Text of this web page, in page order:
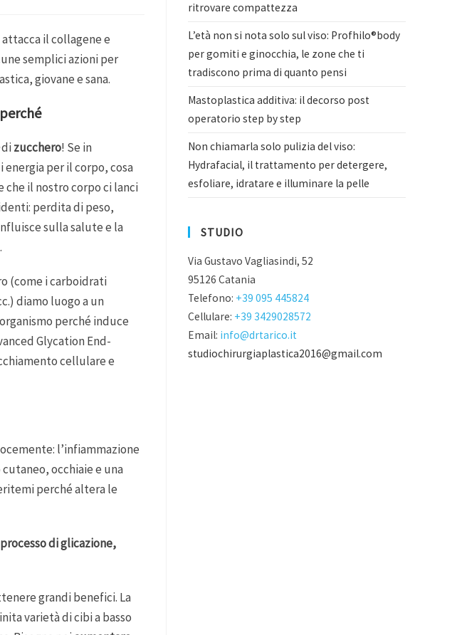
il collagene e
semplici azioni per
giovane e sana.
dizucchero! Se in
per il corpo, cosa
il nostro corpo ci lanci
perdita di peso,
sulla salute e la
(come i carboidrati
diamo luogo a un
perché induce
Glycation End-
cellulare e
l’infiammazione
occhiaie e una
perché altera le
di glicazione,
grandi benefici. La
varietà di cibi a basso
ritrovare compattezza
L’età non si nota solo sul viso: Profhilo®body
per gomiti e ginocchia, le zone che ti
tradiscono prima di quanto pensi
Mastoplastica additiva: il decorso post
operatorio step by step
Non chiamarla solo pulizia del viso:
Hydrafacial, il trattamento per detergere,
esfoliare, idratare e illuminare la pelle
STUDIO
Via Gustavo Vagliasindi, 52
95126 Catania
Telefono: +39 095 445824
Cellulare: +39 3429028572
Email: info@drtarico.it
studiochirurgiaplastica2016@gmail.com